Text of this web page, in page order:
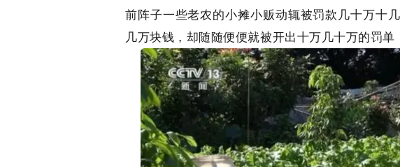
前阵子一些老农的小摊小贩动辄被罚款几十万十
几万块钱，却随随便便就被开出十万几十万的罚单